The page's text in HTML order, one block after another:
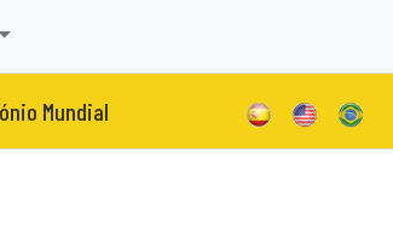
Mundial